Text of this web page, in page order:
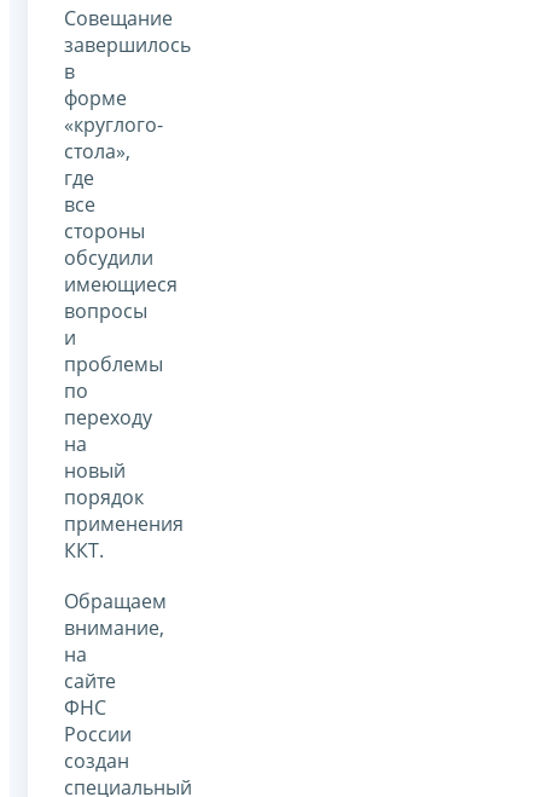
Совещание
завершилось
в
форме
«круглого-
стола»,
где
все
стороны
обсудили
имеющиеся
вопросы
и
проблемы
по
переходу
на
новый
порядок
применения
ККТ.
Обращаем
внимание,
на
сайте
ФНС
России
создан
специальный